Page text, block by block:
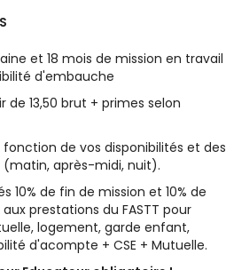
et 18 mois de mission en travail
d'embauche
de 13,50 brut + primes selon
fonction de vos disponibilités et des
après-midi, nuit).
10% de fin de mission et 10% de
prestations du FASTT pour
logement, garde enfant,
d'acompte + CSE + Mutuelle.